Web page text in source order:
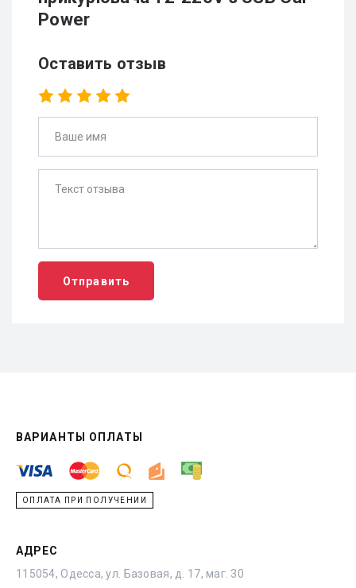
Power
Оставить отзыв
Отправить
ВАРИАНТЫ ОПЛАТЫ
ОПЛАТА ПРИ ПОЛУЧЕНИИ
АДРЕС
115054, Одесса, ул. Базовая, д. 17, маг. 30